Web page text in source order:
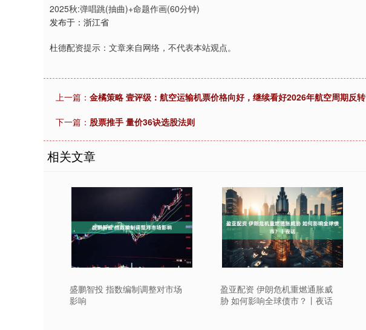
2025秋:弹唱跳(抽曲)+命题作画(60分钟)
发布于：浙江省
杜德配资提示：文章来自网络，不代表本站观点。
上一篇： 金橘策略 壹评级：航空运输机票价格向好，继续看好2026年航空周期反转
下一篇： 股票推手 量价36诀选股法则
相关文章
盛鹏智投 指数编制调整对市场
影响
盈亚配资 伊朗危机重燃通胀威
胁 如何影响全球债市？丨夜话